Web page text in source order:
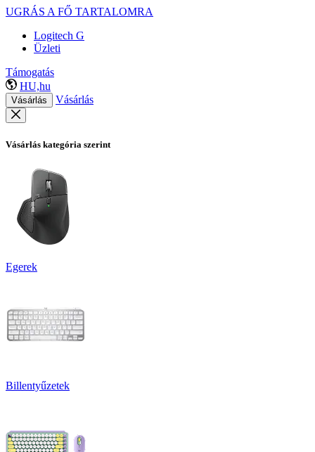
UGRÁS A FŐ TARTALOMRA
Logitech G
Üzleti
Támogatás
HU,hu
Vásárlás Vásárlás
Vásárlás kategória szerint
Egerek
Billentyűzetek